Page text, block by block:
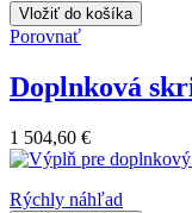
Vložiť do košíka
Porovnať
Doplnková
1 504,60 €
Rýchly náhľad